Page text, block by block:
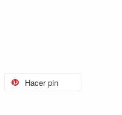
Hacer pin